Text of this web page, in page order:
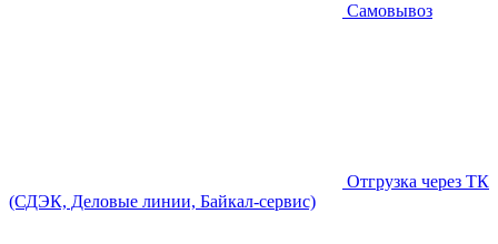
Самовывоз
Отгрузка через ТК
(СДЭК, Деловые линии, Байкал-сервис)